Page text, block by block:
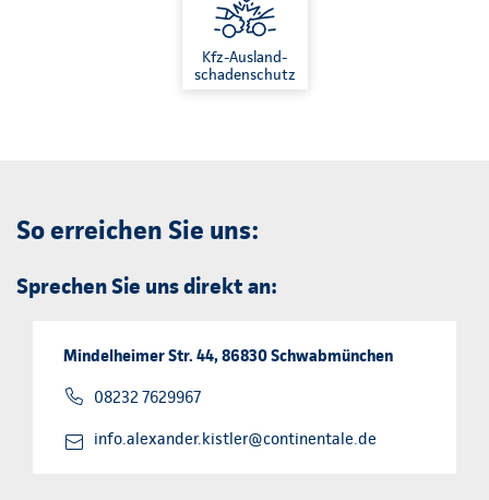
Kfz-Ausland-
schadenschutz
So erreichen Sie uns:
Sprechen Sie uns direkt an:
Mindelheimer Str. 44, 86830 Schwabmünchen
08232 7629967
info.alexander.kistler@continentale.de